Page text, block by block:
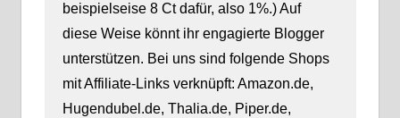
beispielseise 8 Ct dafür, also 1%.) Auf
diese Weise könnt ihr engagierte Blogger
unterstützen. Bei uns sind folgende Shops
mit Affiliate-Links verknüpft: Amazon.de,
Hugendubel.de, Thalia.de, Piper.de,